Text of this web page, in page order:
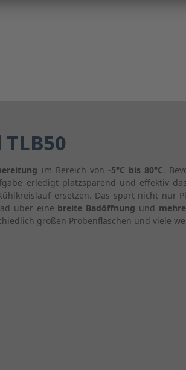
im Bereich von -5°C bis 80°C.
erledigt platzsparend und effektiv
ersetzen. Das spart nicht nur
über eine breite Badöffnung und
großen Probenflaschen und viele